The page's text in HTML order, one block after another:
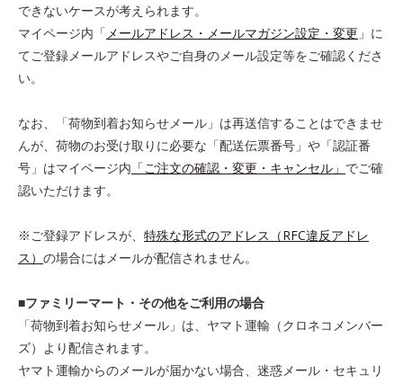
できないケースが考えられます。
マイページ内「メールアドレス・メールマガジン設定・変更 」に
てご登録メールアドレスやご自身のメール設定等をご確認くださ
い。
なお、「荷物到着お知らせメール」は再送信することはできませ
んが、荷物のお受け取りに必要な「配送伝票番号」や「認証番
号」はマイページ内 「ご注文の確認・変更・キャンセル」 でご確
認いただけます。
※ご登録アドレスが、 特殊な形式のアドレス（RFC違反アドレ
ス） の場合にはメールが配信されません。
■ファミリーマート・その他をご利用の場合
「荷物到着お知らせメール」は、ヤマト運輸（クロネコメンバー
ズ）より配信されます。
ヤマト運輸からのメールが届かない場合、迷惑メール・セキュリ